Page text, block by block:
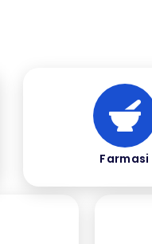
Farmasi